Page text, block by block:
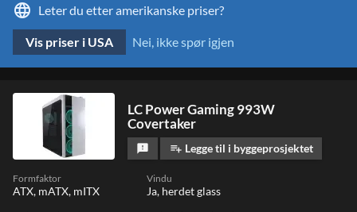
language Leter du etter amerikanske priser?
Nei, ikke spør igjen
Vis priser i USA
LC Power Gaming 993W
Covertaker
feedback playlist_add Legge til i byggeprosjektet
Formfaktor
ATX, mATX, mITX
Vindu
Ja, herdet glass